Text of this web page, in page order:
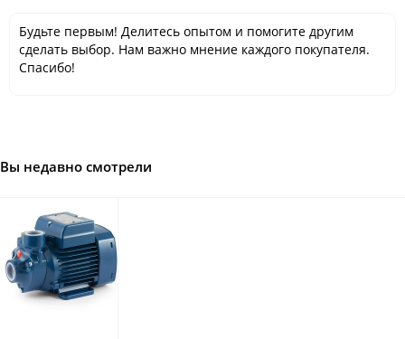
Будьте первым! Делитесь опытом и помогите другим
сделать выбор. Нам важно мнение каждого покупателя.
Спасибо!
Вы недавно смотрели